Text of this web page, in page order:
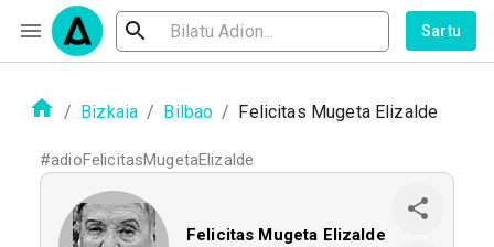
Sartu
/ Bizkaia / Bilbao / Felicitas Mugeta Elizalde
#adioFelicitasMugetaElizalde
Felicitas Mugeta Elizalde